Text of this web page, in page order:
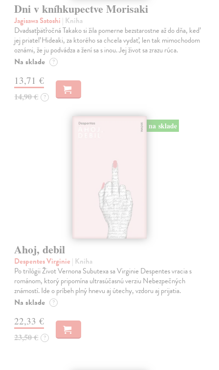
Dni v kníhkupectve Morisaki
Jagisawa Satoshi | Kniha
Dvadsaťpäťročná Takako si žila pomerne bezstarostne až do dňa, keď
jej priateľ Hideaki, za ktorého sa chcela vydať, len tak mimochodom
oznámi, že ju podvádza a žení sa s inou. Jej život sa zrazu rúca.
Na sklade ?
13,71 €
14,90 € ?
na sklade
Ahoj, debil
Despentes Virginie | Kniha
Po trilógii Život Vernona Subutexa sa Virginie Despentes vracia s
románom, ktorý pripomína ultrasúčasnú verziu Nebezpečných
známostí. Ide o príbeh plný hnevu aj útechy, vzdoru aj prijatia.
Na sklade ?
22,33 €
23,50 € ?